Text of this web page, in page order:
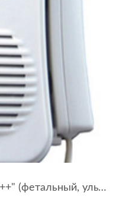
Допплер ЧССП "BF-500++" (фетальный, ультразвуковой)